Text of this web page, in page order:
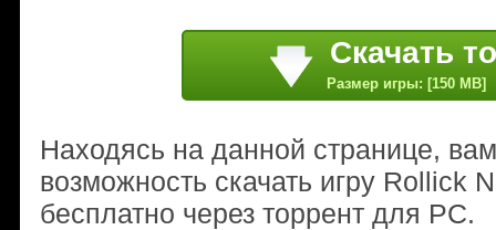
Скачать
Размер игры: [150 MB]
Находясь на данной странице,
возможность скачать игру Rollick
бесплатно через торрент для PC.